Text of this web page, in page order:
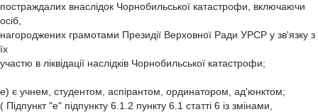
постраждалих внаслідок Чорнобильської катастрофи, включаючи
осіб,
нагороджених грамотами Президії Верховної Ради УРСР у зв'язку з
їх
участю в ліквідації наслідків Чорнобильської катастрофи;
е) є учнем, студентом, аспірантом, ординатором, ад'юнктом;
( Підпункт "е" підпункту 6.1.2 пункту 6.1 статті 6 із змінами,